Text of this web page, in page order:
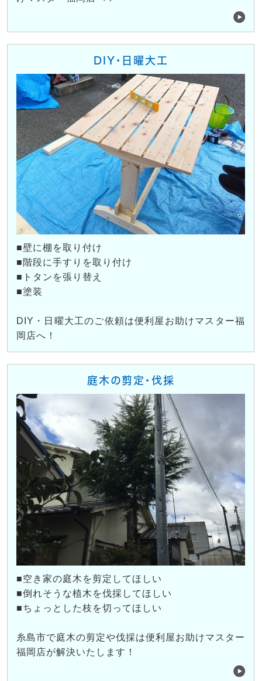
DIY・日曜大工
■壁に棚を取り付け
■階段に手すりを取り付け
■トタンを張り替え
■塗装
DIY・日曜大工のご依頼は便利屋お助けマスター福
岡店へ！
庭木の剪定・伐採
■空き家の庭木を剪定してほしい
■倒れそうな植木を伐採してほしい
■ちょっとした枝を切ってほしい
糸島市で庭木の剪定や伐採は便利屋お助けマスター
福岡店が解決いたします！